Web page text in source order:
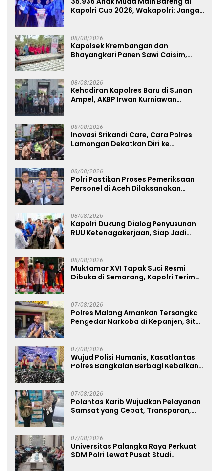
Kapolri Cup 2026, Wakapolri: Jangan
08/08/2026
Kapolsek Krembangan dan
Bhayangkari Panen Sawi Caisim,
08/08/2026
Kehadiran Kapolres Baru di Sunan
Ampel, AKBP Irwan Kurniawan
08/08/2026
Inovasi Srikandi Care, Cara Polres
Lamongan Dekatkan Diri ke
08/08/2026
Polri Pastikan Proses Pemeriksaan
Personel di Aceh Dilaksanakan
08/08/2026
Kapolri Dukung Dialog Penyusunan
RUU Ketenagakerjaan, Siap Jadi
08/08/2026
Muktamar XVI Tapak Suci Resmi
Dibuka di Semarang, Kapolri Terima
07/08/2026
Polres Malang Amankan Tersangka
Pengedar Narkoba di Kepanjen, Sita
07/08/2026
Wujud Polisi Humanis, Kasatlantas
Polres Bangkalan Berbagi Kebaikan
07/08/2026
Polantas Karib Wujudkan Pelayanan
Samsat yang Cepat, Transparan,
07/08/2026
Universitas Palangka Raya Perkuat
SDM Polri Lewat Pusat Studi